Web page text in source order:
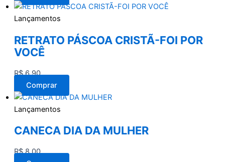
Lançamentos
RETRATO PÁSCOA CRISTÃ-FOI POR
VOCÊ
R$6,90
Comprar
Lançamentos
CANECA DIA DA MULHER
R$8,00